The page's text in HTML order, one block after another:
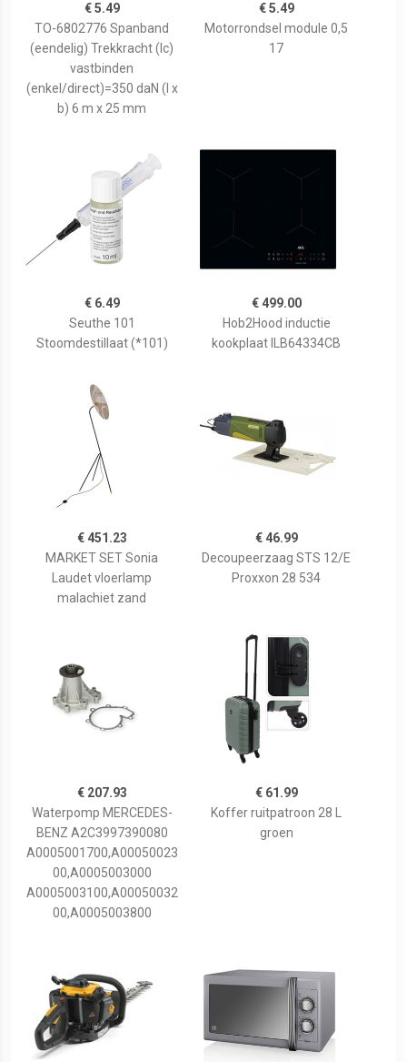
€ 5.49
TO-6802776 Spanband
(eendelig) Trekkracht (lc)
vastbinden
(enkel/direct)=350 daN (l x
b) 6 m x 25 mm
€ 5.49
Motorrondsel module 0,5
17
€ 6.49
Seuthe 101
Stoomdestillaat (*101)
€ 499.00
Hob2Hood inductie
kookplaat ILB64334CB
€ 451.23
MARKET SET Sonia
Laudet vloerlamp
malachiet zand
€ 46.99
Decoupeerzaag STS 12/E
Proxxon 28 534
€ 207.93
Waterpomp MERCEDES-
BENZ A2C3997390080
A0005001700,A00050023
00,A0005003000
A0005003100,A00050032
00,A0005003800
€ 61.99
Koffer ruitpatroon 28 L
groen